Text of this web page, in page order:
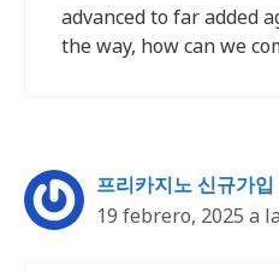
advanced to far added
the way, how can we
프리카지노 신규가입
19 febrero, 2025 a